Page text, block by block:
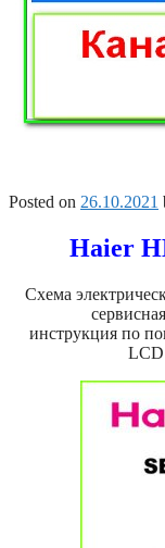
Posted on 26.10.2021
Haier
Схема
инструкция по
LCD